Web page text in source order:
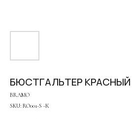
БЮСТГАЛЬТЕР КРАСНЫЙ
BRAMO
SKU: RO001-S -К